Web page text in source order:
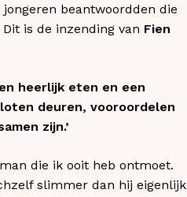
beantwoordden die
is de inzending van Fien
heerlijk eten en een
deuren, vooroordelen
zijn.’
die ik ooit heb ontmoet.
slimmer dan hij eigenlijk